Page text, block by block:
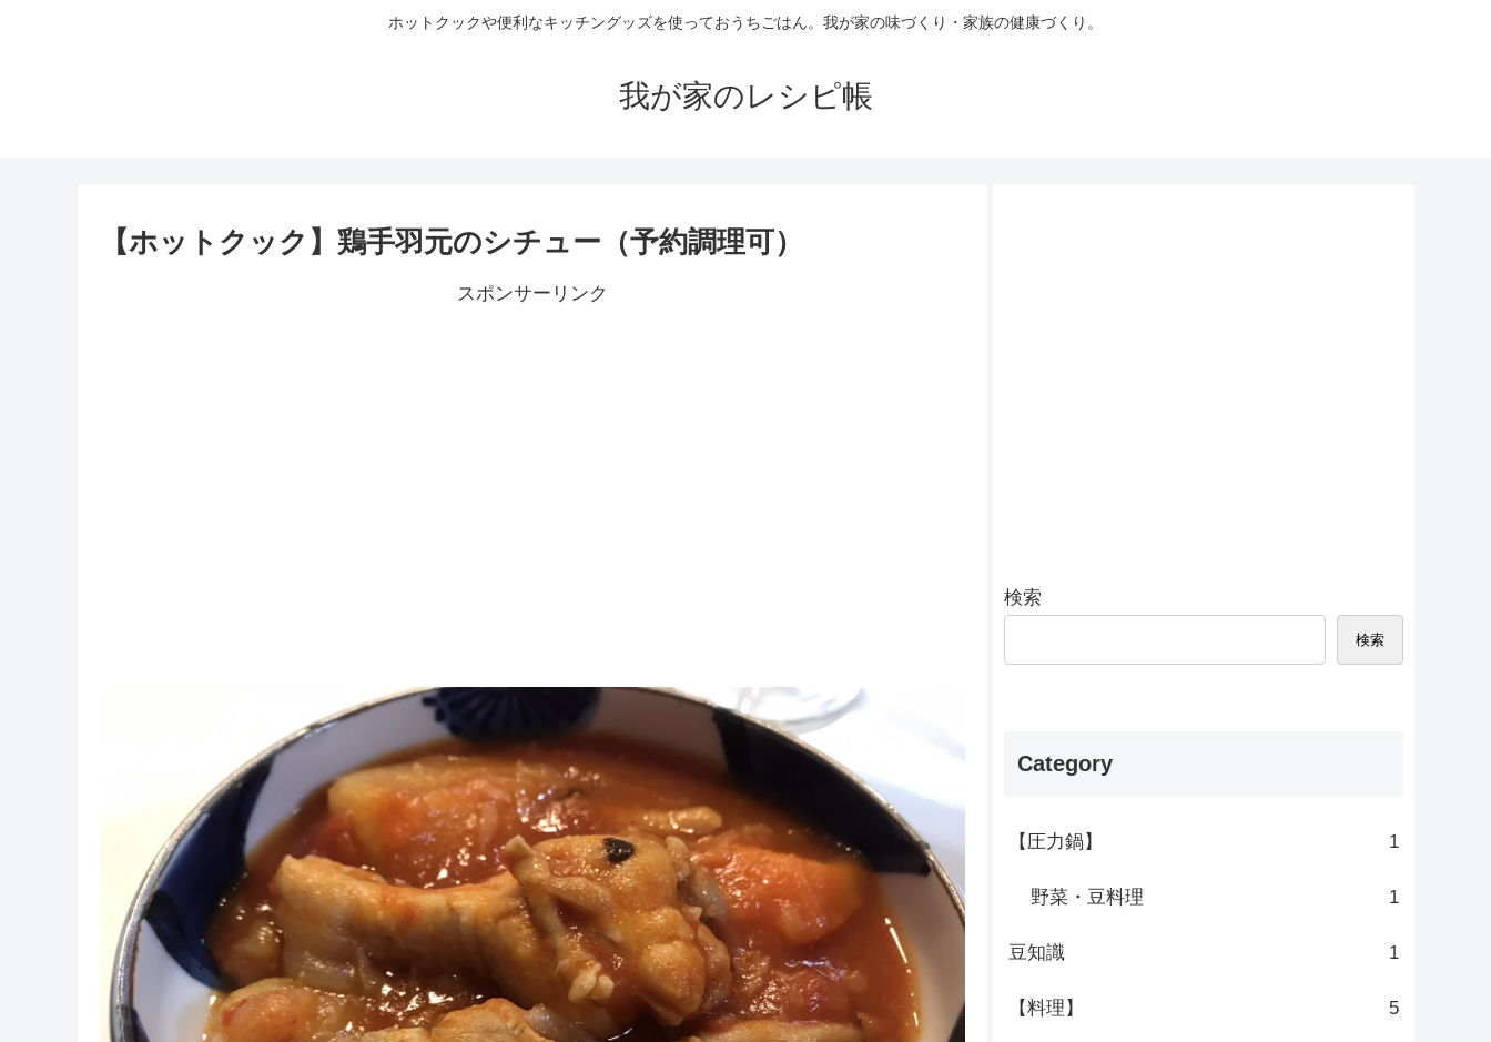
ホットクックや便利なキッチングッズを使っておうちごはん。我が家の味づくり・家族の健康づくり。
我が家のレシピ帳
【ホットクック】鶏手羽元のシチュー（予約調理可）
スポンサーリンク
検索
検索
Category
【圧力鍋】 1
野菜・豆料理 1
豆知識 1
【料理】 5